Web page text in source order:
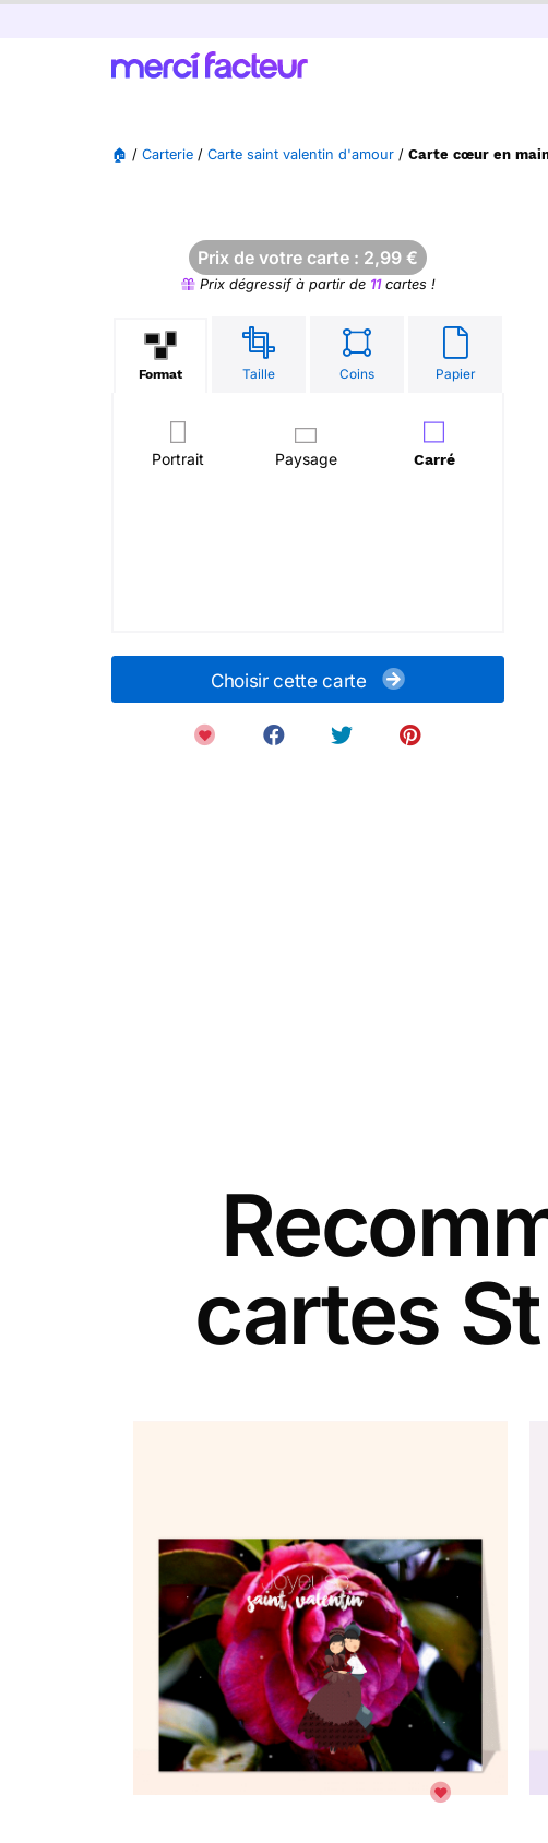
🏠 / Carterie / Carte saint valentin d'amour / Carte cœur en
Prix de votre carte : 2,99 €
Prix dégressif à partir de 11cartes !
Format Taille Coins Papier
Portrait Paysage Carré
Choisir cette carte
cartes